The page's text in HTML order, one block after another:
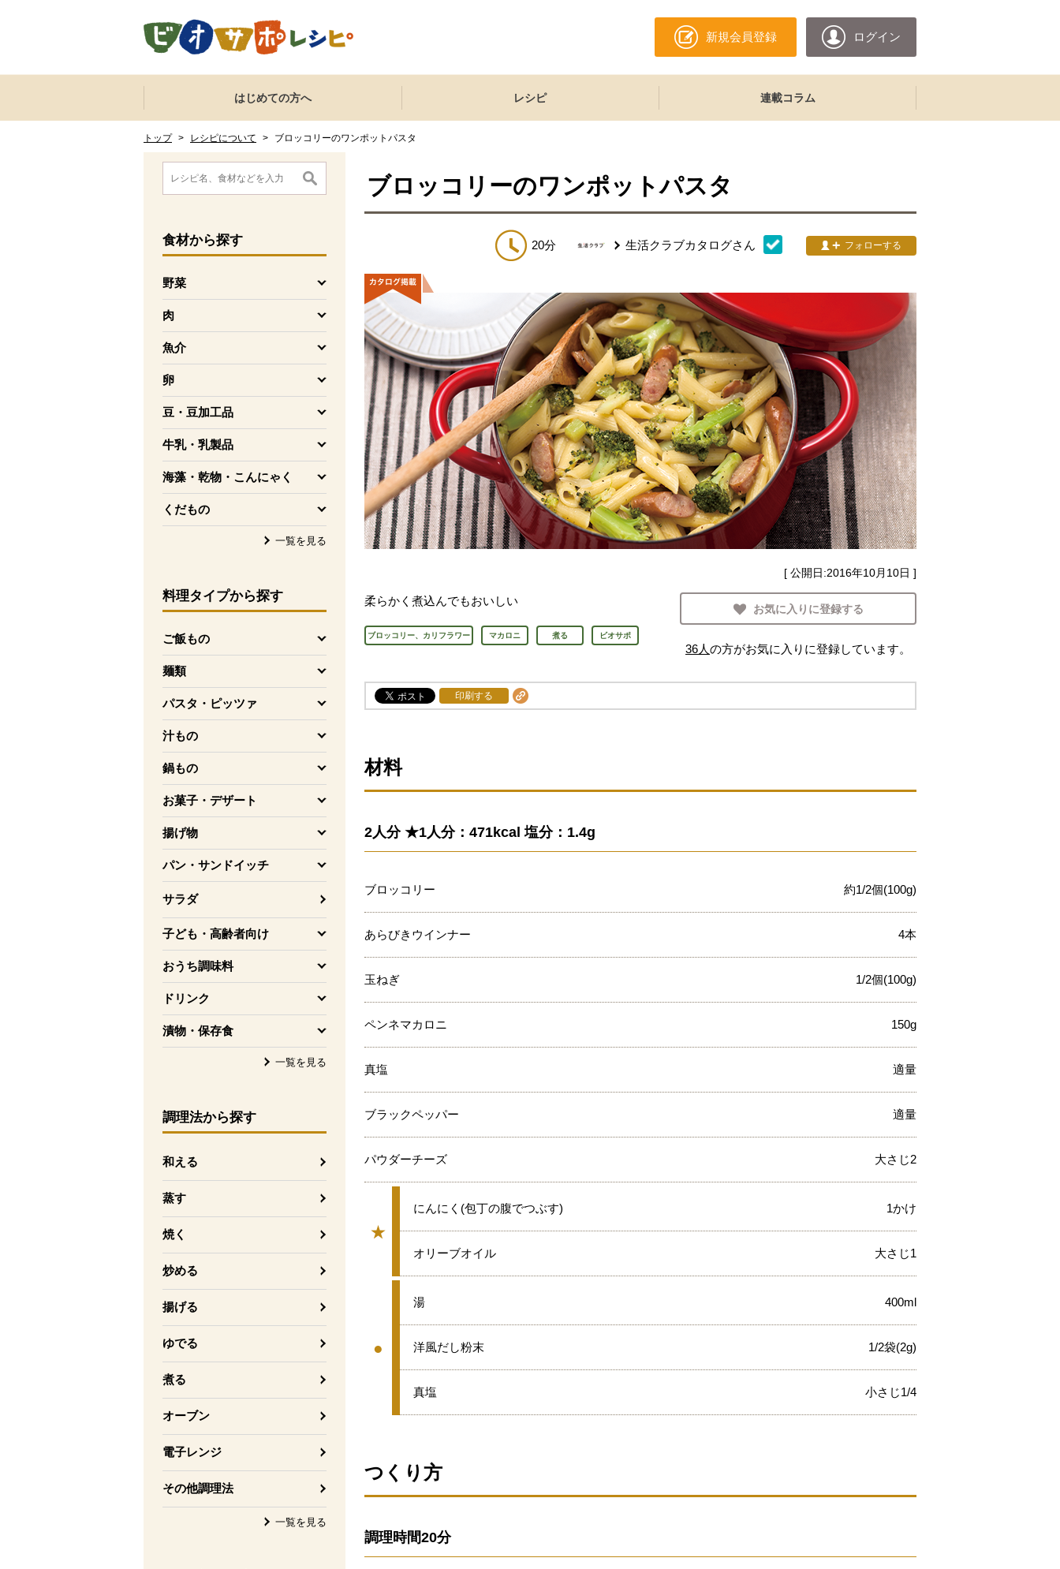
新規会員登録 ログイン
ここからサイト内共通メニューです。
サイト内共通メニューをスキップする
はじめての方へ レシピ 連載コラム
トップ > レシピについて > ブロッコリーのワンポットパスタ
ここから消費材検索メニューです。
食材から探す
野菜
を開く
肉
を開く
魚介
を開く
卵
を開く
豆・豆加工品
を開く
牛乳・乳製品
を開く
海藻・乾物・こんにゃく
を開く
くだもの
を開く
一覧を見る
料理タイプから探す
ご飯もの
を開く
麺類
を開く
パスタ・ピッツァ
を開く
汁もの
を開く
鍋もの
を開く
お菓子・デザート
を開く
揚げ物
を開く
パン・サンドイッチ
を開く
サラダ
子ども・高齢者向け
を開く
おうち調味料
を開く
ドリンク
を開く
漬物・保存食
を開く
一覧を見る
調理法から探す
和える
蒸す
焼く
炒める
揚げる
ゆでる
煮る
オーブン
電子レンジ
その他調理法
一覧を見る
消費材検索メニューここまで。
ここから本文です。
ブロッコリーのワンポットパスタ
20分 生活クラブカタログさん フォローする
[ 公開日:2016年10月10日 ]
柔らかく煮込んでもおいしい
ブロッコリー、カリフラワー マカロニ 煮る ビオサポ
お気に入りに登録する
36人の方がお気に入りに登録しています。
印刷する
材料
2人分 ★1人分：471kcal 塩分：1.4g
ブロッコリー 約1/2個(100g)
あらびきウインナー 4本
玉ねぎ 1/2個(100g)
ペンネマカロニ 150g
真塩 適量
ブラックペッパー 適量
パウダーチーズ 大さじ2
★
グループ
★
にんにく(包丁の腹でつぶす) 1かけ
★
オリーブオイル 大さじ1
●
●
湯 400ml
●
洋風だし粉末 1/2袋(2g)
●
真塩 小さじ1/4
つくり方
調理時間20分